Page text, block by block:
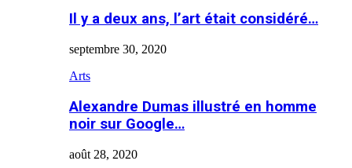
Il y a deux ans, l’art était considéré…
septembre 30, 2020
Arts
Alexandre Dumas illustré en homme
noir sur Google…
août 28, 2020